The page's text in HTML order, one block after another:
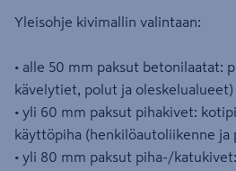
Yleisohje kivimallin valintaan:
• alle 50 mm paksut betonilaatat:
kävelytiet, polut ja oleskelualueet)
• yli 60 mm paksut pihakivet:
käyttöpiha (henkilöautoliikenne ja
• yli 80 mm paksut piha-/